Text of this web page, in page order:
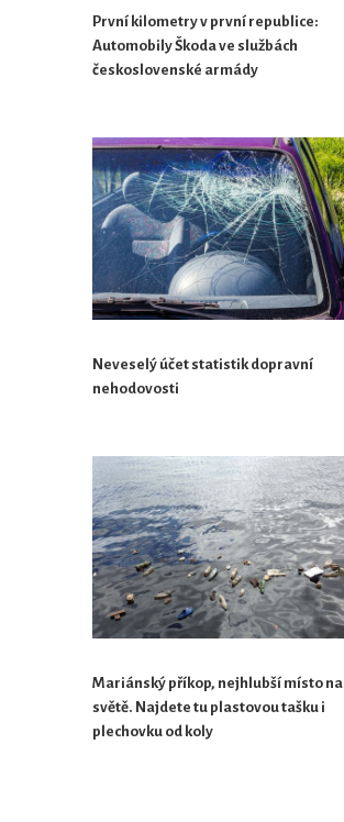
První kilometry v první republice:
Automobily Škoda ve službách
československé armády
Neveselý účet statistik dopravní
nehodovosti
Mariánský příkop, nejhlubší místo na
světě. Najdete tu plastovou tašku i
plechovku od koly